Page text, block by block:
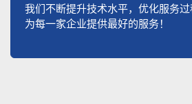
我们不断提升技术水平，优化服务
为每一家企业提供最好的服务！